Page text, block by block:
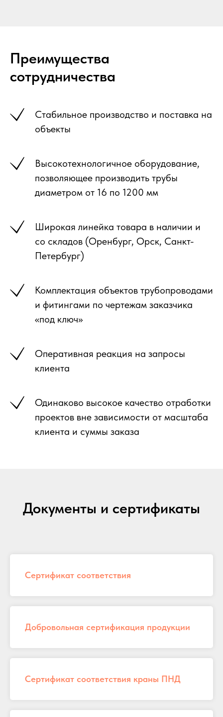
Преимущества
сотрудничества
Cтабильное производство и поставка на
объекты
Высокотехнологичное оборудование,
позволяющее производить трубы
диаметром от 16 по 1200 мм
Широкая линейка товара в наличии и
со складов (Оренбург, Орск, Санкт-
Петербург)
Комплектация объектов трубопроводами
и фитингами по чертежам заказчика
«под ключ»
Оперативная реакция на запросы
клиента
Одинаково высокое качество отработки
проектов вне зависимости от масштаба
клиента и суммы заказа
Документы и сертификаты
Сертификат соответствия
Добровольная сертификация продукции
Сертификат соответствия краны ПНД